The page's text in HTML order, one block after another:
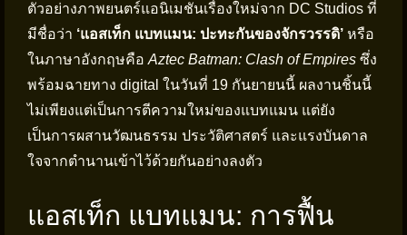
ตัวอย่างภาพยนตร์แอนิเมชันเรื่องใหม่จาก DC Studios ที่
มีชื่อว่า ‘แอสเท็ก แบทแมน: ปะทะกันของจักรวรรดิ’ หรือ
ในภาษาอังกฤษคือ Aztec Batman: Clash of Empires ซึ่ง
พร้อมฉายทาง digital ในวันที่ 19 กันยายนนี้ ผลงานชิ้นนี้
ไม่เพียงแต่เป็นการตีความใหม่ของแบทแมน แต่ยัง
เป็นการผสานวัฒนธรรม ประวัติศาสตร์ และแรงบันดาล
ใจจากตำนานเข้าไว้ด้วยกันอย่างลงตัว
แอสเท็ก แบทแมน: การฟื้น